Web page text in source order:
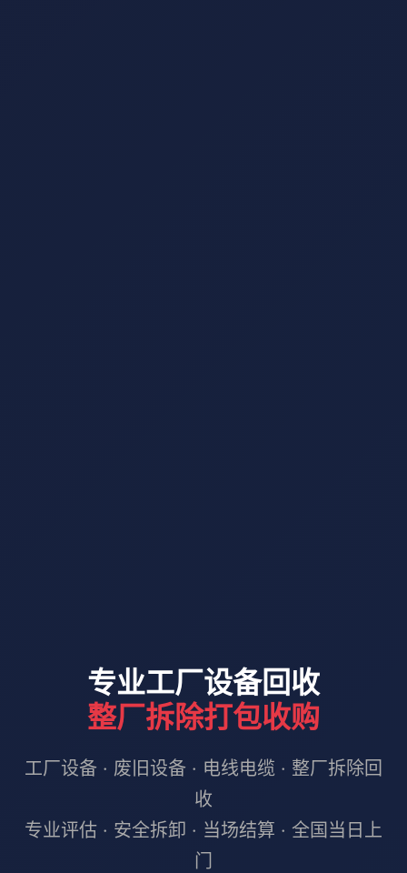
专业工厂设备回收
整厂拆除打包收购
工厂设备 · 废旧设备 · 电线电缆 · 整厂拆除回
收
专业评估 · 安全拆卸 · 当场结算 · 全国当日上
门